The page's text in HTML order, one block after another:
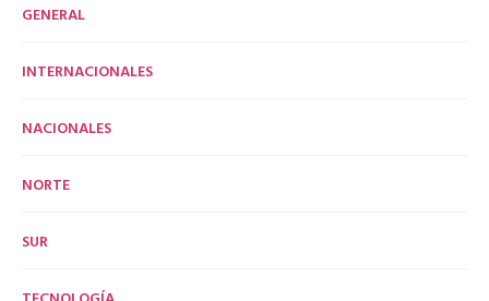
GENERAL
INTERNACIONALES
NACIONALES
NORTE
SUR